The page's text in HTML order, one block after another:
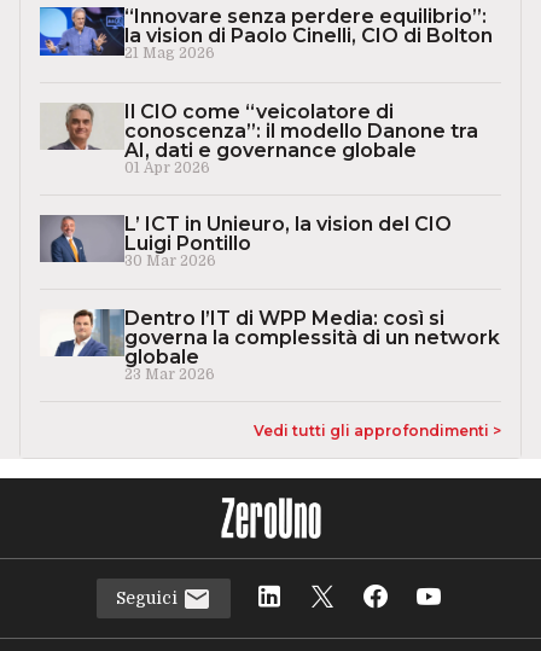
“Innovare senza perdere equilibrio”:
la vision di Paolo Cinelli, CIO di Bolton
21 Mag 2026
Il CIO come “veicolatore di
conoscenza”: il modello Danone tra
AI, dati e governance globale
01 Apr 2026
L’ ICT in Unieuro, la vision del CIO
Luigi Pontillo
30 Mar 2026
Dentro l’IT di WPP Media: così si
governa la complessità di un network
globale
23 Mar 2026
Vedi tutti gli approfondimenti >
Seguici